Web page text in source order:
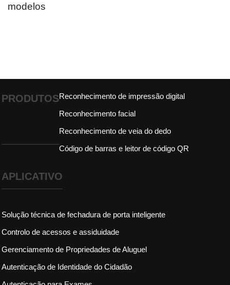
modelos
PRODUTOSReconhecimento de impressão digital
Reconhecimento facial
Reconhecimento de veia do dedo
Código de barras e leitor de código QR
APLICATIVO
Solução técnica de fechadura de porta inteligente
Controlo de acessos e assiduidade
Gerenciamento de Propriedades de Aluguel
Autenticação de Identidade do Cidadão